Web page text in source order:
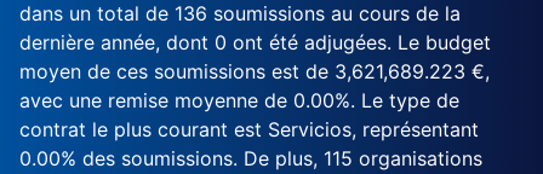
dans un total de 136 soumissions au cours de la
dernière année, dont 0 ont été adjugées. Le budget
moyen de ces soumissions est de 3,621,689.223 €,
avec une remise moyenne de 0.00%. Le type de
contrat le plus courant est Servicios, représentant
0.00% des soumissions. De plus, 115 organisations